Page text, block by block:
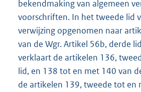
bekendmaking van algemeen
voorschriften. In het tweede lid
verwijzing opgenomen naar
van de Wgr. Artikel 56b, derde
verklaart de artikelen 136,
lid, en 138 tot en met 140 van
de artikelen 139, tweede tot en